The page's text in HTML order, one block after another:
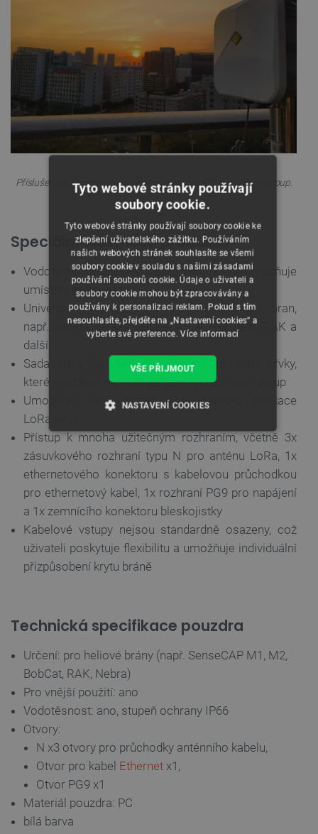
Příslušenství obsažené v sadě umožňuje montáž pouzdra na sloup.
Speciální vlastnosti produktu
Vodotěsné pouzdro s krytím IP66, které umožňuje
umístění brány venku
Univerzální a vhodný pro většinu heliových bran,
např. SenseCAP M1, SenseCAP M2, BobCat, RAK a
další
Sada obsahuje všechny potřebné montážní prvky,
které umožňují montáž zařízení na zeď nebo sloup
Umožňuje vám získat širší nabídku aplikace
LoRaWAN
Přístup k mnoha užitečným rozhraním, včetně 3x
zásuvkového rozhraní typu N pro anténu LoRa, 1x
ethernetového konektoru s kabelovou průchodkou
pro ethernetový kabel, 1x rozhraní PG9 pro napájení
a 1x zemnícího konektoru bleskojistky
Kabelové vstupy nejsou standardně osazeny, což
uživateli poskytuje flexibilitu a umožňuje individuální
přizpůsobení krytu bráně
Technická specifikace pouzdra
Určení: pro heliové brány (např. SenseCAP M1, M2,
BobCat, RAK, Nebra)
Pro vnější použití: ano
Vodotěsnost: ano, stupeň ochrany IP66
Otvory:
N x3 otvory pro průchodky anténního kabelu,
Otvor pro kabel Ethernet x1,
Otvor PG9 x1
Materiál pouzdra: PC
bílá barva
Tyto webové stránky používají
soubory cookie.
Tyto webové stránky používají soubory cookie ke
zlepšení uživatelského zážitku. Používáním
našich webových stránek souhlasíte se všemi
soubory cookie v souladu s našimi zásadami
používání souborů cookie. Údaje o uživateli a
soubory cookie mohou být zpracovávány a
používány k personalizaci reklam. Pokud s tím
nesouhlasíte, přejděte na „Nastavení cookies“ a
vyberte své preference.Více informací
VŠE PŘIJMOUT
NASTAVENÍ COOKIES
NEZBYTNĚ NUTNÉ SOUBORY
VÝKONOVÉ SOUBORY
FUNKČNÍ SOUBORY
Soubory cílení Funkční soubory
Nezbytně nutné soubory cookie umožňují základní
funkce webových stránek, jako je přihlášení
uživatele a správa účtu. Webové stránky nelze bez
nezbytně nutných souborů cookie správně používat.
Název
Poskytovatel
Doména